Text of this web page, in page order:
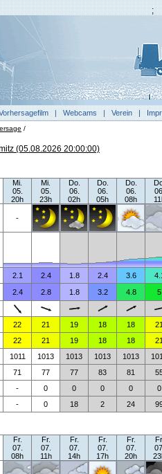
;
|Webcams|Verein|
/
(05.08.2026 20:00:00)
Mi.
05.
20h
Mi.
05.
23h
Do.
06.
02h
Do.
06.
05h
Do.
06.
08h
06.
-
2.1 2.4 1.8 2.4 3.6
2.4 2.8 1.8 3.2 4.8 5
22 21 19 18 18 21
22 21 19 18 18 21
1011 1013 1013 1013 1013
71 77 77 83 81
- 0 0 0 0 0
- 0 18 2 24
Fr.
07.
08h
Fr.
07.
11h
Fr.
07.
14h
Fr.
07.
17h
Fr.
07.
20h
Fr.
07.